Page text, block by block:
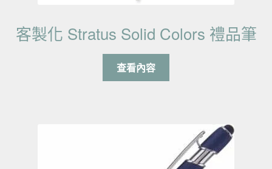
客製化 Stratus Solid Colors 禮品筆
查看內容